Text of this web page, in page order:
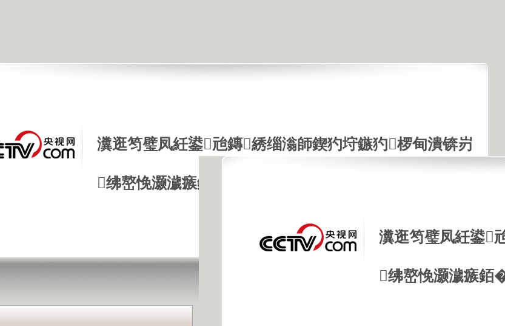
瀵逛笉璧凤紝鍙兘鏄綉缁滃師鍥犳垨鏃犳椤甸潰锛岃
绋嶅悗灏濊瘯銆�
瀵逛笉璧凤紝鍙
绋嶅悗灏濊瘯銆